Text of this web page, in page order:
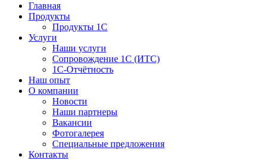
Главная
Продукты
Продукты 1С
Услуги
Наши услуги
Сопровождение 1С (ИТС)
1С-Отчётность
Наш опыт
О компании
Новости
Наши партнеры
Вакансии
Фотогалерея
Специальные предложения
Контакты